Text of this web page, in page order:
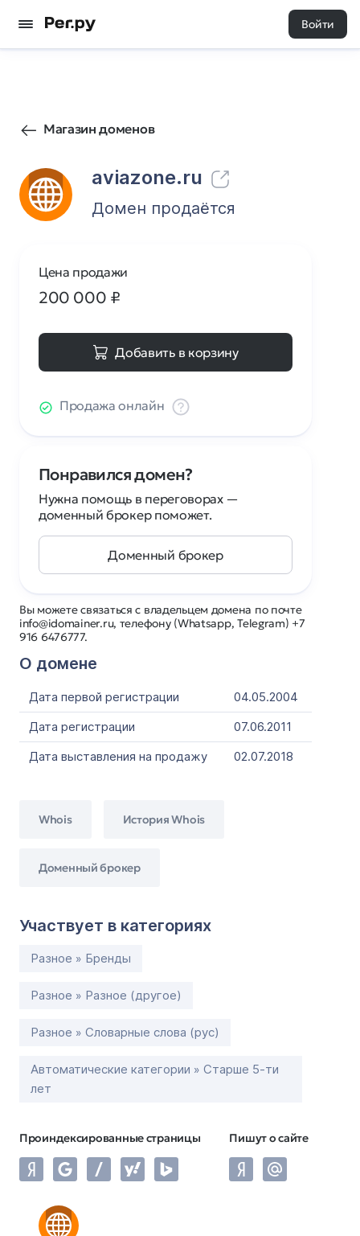
Войти
Магазин доменов
aviazone.ru
88 0
Домен продаётся
Вы можете связаться с владельцем домена по почте
info@idomainer.ru, телефону (Whatsapp, Telegram) +7
916 6476777.
О домене
Дата первой регистрации
04.05.2004
Дата регистрации
07.06.2011
Дата выставления на продажу
02.07.2018
Whois История Whois
Доменный брокер
Участвует в категориях
Разное » Бренды
Разное » Разное (другое)
Разное » Словарные слова (рус)
Автоматические категории » Старше 5-ти
лет
Проиндексированные страницы Пишут о сайте
Цена продажи
200 000 ₽
Добавить в корзину
Продажа онлайн
Понравился домен?
Нужна помощь в переговорах —
доменный брокер поможет.
Доменный брокер